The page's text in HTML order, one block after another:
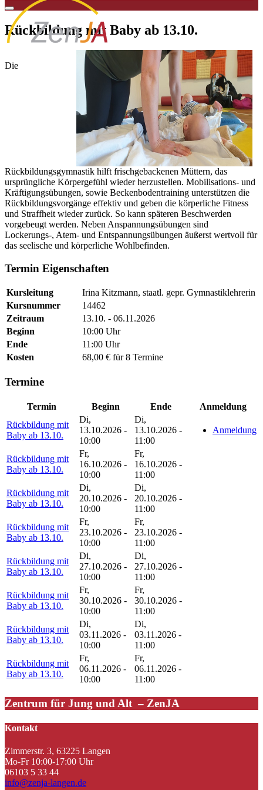
Rückbildung mit Baby ab 13.10.
Die
Rückbildungsgymnastik hilft frischgebackenen Müttern, das
ursprüngliche Körpergefühl wieder herzustellen. Mobilisations- und
Kräftigungsübungen, sowie Beckenbodentraining unterstützen die
Rückbildungsvorgänge effektiv und geben die körperliche Fitness
und Straffheit wieder zurück. So kann späteren Beschwerden
vorgebeugt werden. Neben Anspannungsübungen sind
Lockerungs-, Atem- und Entspannungsübungen äußerst wertvoll für
das seelische und körperliche Wohlbefinden.
Termin Eigenschaften
Kursleitung
Irina Kitzmann, staatl. gepr. Gymnastiklehrerin
Kursnummer
14462
Zeitraum
13.10. - 06.11.2026
Beginn
10:00 Uhr
Ende
11:00 Uhr
Kosten
68,00 € für 8 Termine
Termine
Termin Beginn Ende
Anmeldung
Rückbildung mit
Baby ab 13.10.
Di,
13.10.2026 -
10:00
Di,
13.10.2026 -
11:00
Anmeldung
Rückbildung mit
Baby ab 13.10.
Fr,
16.10.2026 -
10:00
Fr,
16.10.2026 -
11:00
Rückbildung mit
Baby ab 13.10.
Di,
20.10.2026 -
10:00
Di,
20.10.2026 -
11:00
Rückbildung mit
Baby ab 13.10.
Fr,
23.10.2026 -
10:00
Fr,
23.10.2026 -
11:00
Rückbildung mit
Baby ab 13.10.
Di,
27.10.2026 -
10:00
Di,
27.10.2026 -
11:00
Rückbildung mit
Baby ab 13.10.
Fr,
30.10.2026 -
10:00
Fr,
30.10.2026 -
11:00
Rückbildung mit
Baby ab 13.10.
Di,
03.11.2026 -
10:00
Di,
03.11.2026 -
11:00
Rückbildung mit
Baby ab 13.10.
Fr,
06.11.2026 -
10:00
Fr,
06.11.2026 -
11:00
Zentrum für Jung und Alt – ZenJA
Kontakt
Zimmerstr. 3, 63225 Langen
Mo-Fr 10:00-17:00 Uhr
06103 5 33 44
info@zenja-langen.de